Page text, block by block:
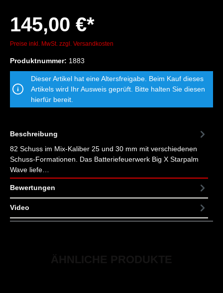
145,00 €*
Preise inkl. MwSt. zzgl. Versandkosten
Produktnummer: 1883
Dieser Artikel hat eine Altersfreigabe. Beim Kauf dieses
Artikels wird Ihr Ausweis geprüft. Bitte halten Sie diesen
hierfür bereit.
Beschreibung
82 Schuss im Mix-Kaliber 25 und 30 mm mit verschiedenen
Schuss-Formationen. Das Batteriefeuerwerk Big X Starpalm
Wave liefe…
Bewertungen
Video